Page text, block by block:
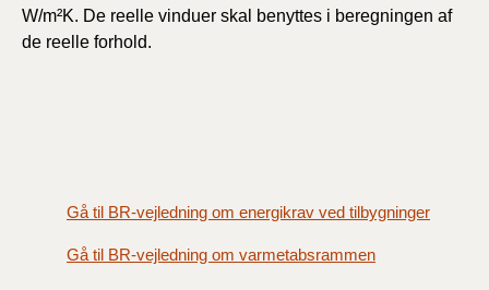
W/m²K. De reelle vinduer skal benyttes i beregningen af
de reelle forhold.
Gå til BR-vejledning om energikrav ved tilbygninger
Gå til BR-vejledning om varmetabsrammen